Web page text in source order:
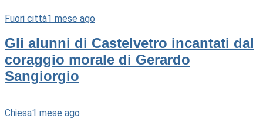
Fuori città1 mese ago
Gli alunni di Castelvetro incantati dal
coraggio morale di Gerardo
Sangiorgio
Chiesa1 mese ago